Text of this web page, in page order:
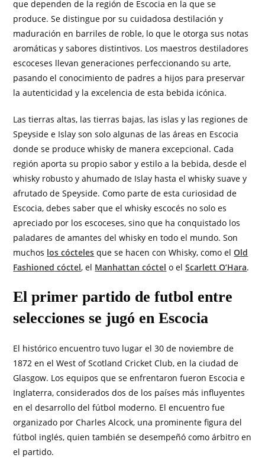
que dependen de la región de Escocia en la que se
produce. Se distingue por su cuidadosa destilación y
maduración en barriles de roble, lo que le otorga sus notas
aromáticas y sabores distintivos. Los maestros destiladores
escoceses llevan generaciones perfeccionando su arte,
pasando el conocimiento de padres a hijos para preservar
la autenticidad y la excelencia de esta bebida icónica.
Las tierras altas, las tierras bajas, las islas y las regiones de
Speyside e Islay son solo algunas de las áreas en Escocia
donde se produce whisky de manera excepcional. Cada
región aporta su propio sabor y estilo a la bebida, desde el
whisky robusto y ahumado de Islay hasta el whisky suave y
afrutado de Speyside. Como parte de esta curiosidad de
Escocia, debes saber que el whisky escocés no solo es
apreciado por los escoceses, sino que ha conquistado los
paladares de amantes del whisky en todo el mundo. Son
muchos los cócteles que se hacen con Whisky, como elOld
Fashioned cóctel, el Manhattan cóctel o elScarlett O’Hara.
El primer partido de futbol entre
selecciones se jugó en Escocia
El histórico encuentro tuvo lugar el 30 de noviembre de
1872 en el West of Scotland Cricket Club, en la ciudad de
Glasgow. Los equipos que se enfrentaron fueron Escocia e
Inglaterra, considerados dos de los países más influyentes
en el desarrollo del fútbol moderno. El encuentro fue
organizado por Charles Alcock, una prominente figura del
fútbol inglés, quien también se desempeñó como árbitro en
el partido.